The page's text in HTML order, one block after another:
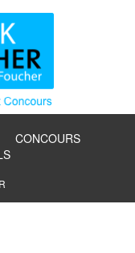
CONCOURS